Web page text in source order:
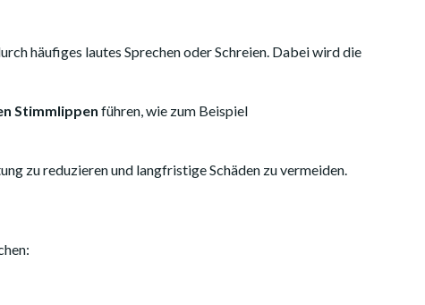
häufiges lautes Sprechen oder Schreien. Dabei wird die
Stimmlippen führen, wie zum Beispiel
zu reduzieren und langfristige Schäden zu vermeiden.